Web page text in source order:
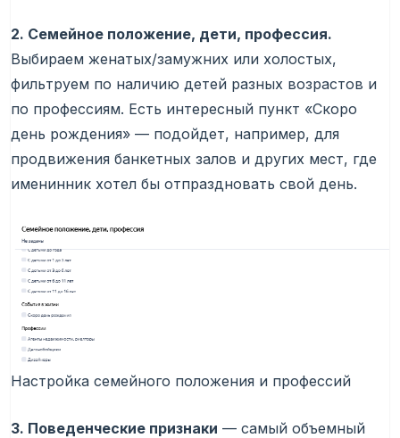
2. Семейное положение, дети, профессия.
Выбираем женатых/замужних или холостых,
фильтруем по наличию детей разных возрастов и
по профессиям. Есть интересный пункт «Скоро
день рождения» — подойдет, например, для
продвижения банкетных залов и других мест, где
именинник хотел бы отпраздновать свой день.
Настройка семейного положения и профессий
3. Поведенческие признаки — самый объемный